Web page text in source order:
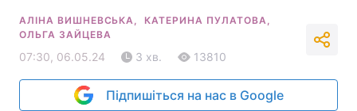
АЛІНА ВИШНЕВСЬКА,
КАТЕРИНА ПУЛАТОВА,
ОЛЬГА ЗАЙЦЕВА
07:30, 06.05.24 3 хв. 13810
Підпишіться на нас в Google